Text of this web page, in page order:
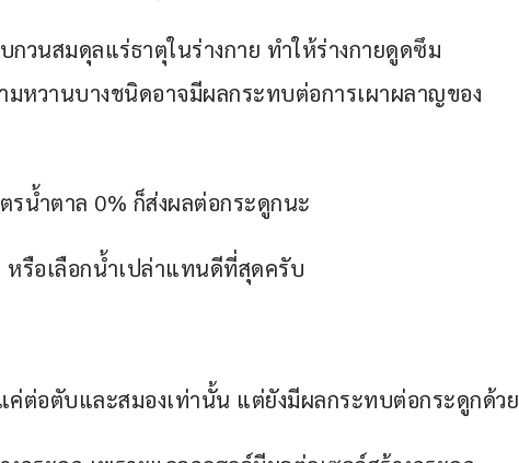
วนสมดุลแร่ธาตุในร่างกาย ทำให้ร่างกายดูดซึม
มหวานบางชนิดอาจมีผลกระทบต่อการเผาผลาญของ
น้ำตาล 0% ก็ส่งผลต่อกระดูกนะ
หรือเลือกน้ำเปล่าแทนดีที่สุดครับ
ค่ต่อตับและสมองเท่านั้น แต่ยังมีผลกระทบต่อกระดูกด้วย